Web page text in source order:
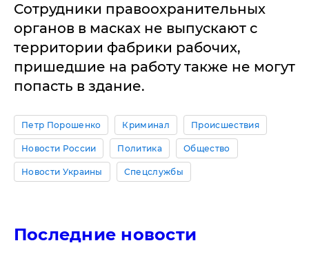
Сотрудники правоохранительных
органов в масках не выпускают с
территории фабрики рабочих,
пришедшие на работу также не могут
попасть в здание.
Петр Порошенко Криминал Происшествия
Новости России Политика Общество
Новости Украины Спецслужбы
Последние новости